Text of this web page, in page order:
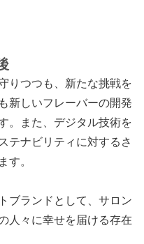
りつつも、新たな挑戦を
新しいフレーバーの開発
。また、デジタル技術を
テナビリティに対するさ
す。
ブランドとして、サロン
人々に幸せを届ける存在